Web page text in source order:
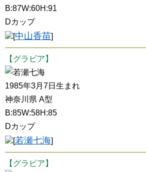
B:87W:60H:91
Dカップ
[中山香苗]
【グラビア】
若瀬七海
1985年3月7日生まれ
神奈川県 A型
B:85W:58H:85
Dカップ
[若瀬七海]
【グラビア】